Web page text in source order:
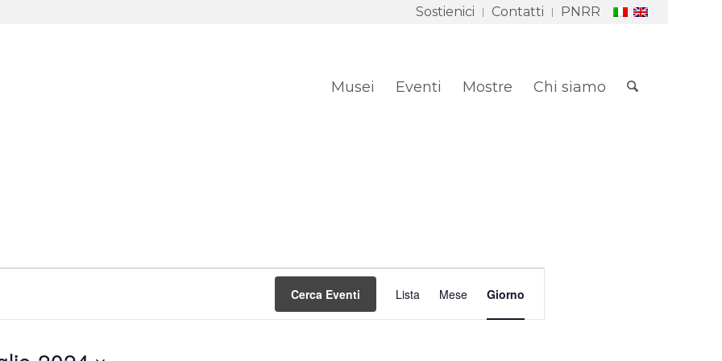
Sostienici Contatti PNRR
Musei Eventi Mostre Chi siamo
Cerca Eventi
Viste
Lista Mese Giorno